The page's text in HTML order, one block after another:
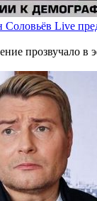
Live
прозвучало в